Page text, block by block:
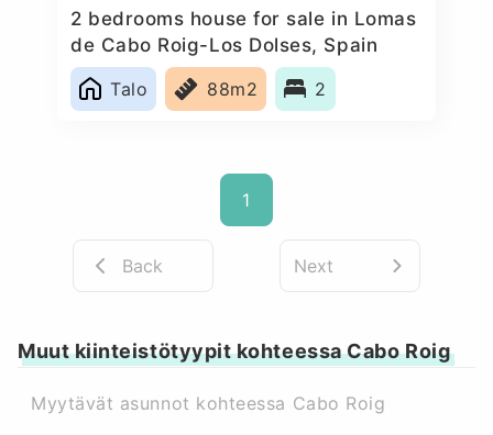
2 bedrooms house for sale in Lomas
de Cabo Roig-Los Dolses, Spain
Talo
88m2 2
1
Back Next
Muut kiinteistötyypit kohteessa Cabo Roig
Myytävät asunnot kohteessa Cabo Roig